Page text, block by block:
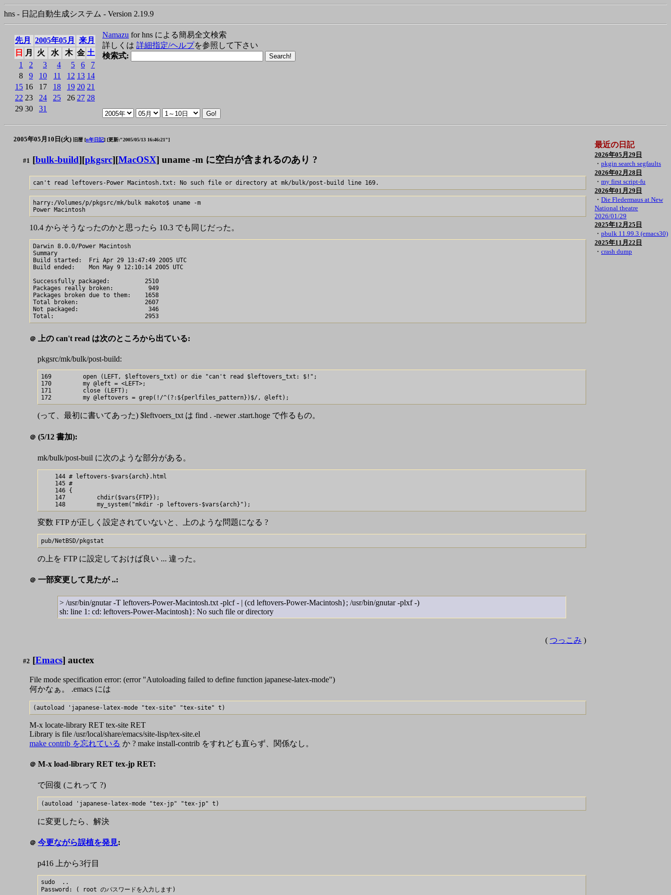
hns - 日記自動生成システム - Version 2.19.9
先月 2005年05月
来月
日
月 火 水 木 金 土
1
2 3 4 5 6
7
8
9 10 11 12 13 14
15 16 17 18 19 20 21
22 23 24 25 26 27 28
29 30 31
Namazu for hns による簡易全文検索
詳しくは 詳細指定/ヘルプを参照して下さい
検索式:
2005年05月10日(火) 旧暦 [n年日記] [更新:"2005/05/13 16:46:21"]
#1 [bulk-build][pkgsrc][MacOSX] uname -m に空白が含まれるのあり ?
harry:/Volumes/p/pkgsrc/mk/bulk makoto$ uname -m
10.4 からそうなったのかと思ったら 10.3 でも同じだった。
Darwin 8.0.0/Power Macintosh
Summary
Build started: 	Fri Apr 29 13:47:49 2005 UTC
Build ended: 	Mon May 9 12:10:14 2005 UTC
Successfully packaged: 	        2510
Packages really broken: 	 949
Packages broken due to them: 	1658
Total broken: 	                2607
Not packaged: 	                 346
＠ 上の can't read は次のところから出ている:
pkgsrc/mk/bulk/post-build:
169         open (LEFT, $leftovers_txt) or die "can't read $leftovers_txt: $!";
170         my @left = <LEFT>;
171         close (LEFT);
(って、最初に書いてあった) $leftvoers_txt は find . -newer .start.hoge で作るもの。
＠ (5/12 書加):
mk/bulk/post-buil に次のような部分がある。
    144 # leftovers-$vars{arch}.html
    145 #
    146 {
    147         chdir($vars{FTP});
変数 FTP が正しく設定されていないと、上のような問題になる ?
の上を FTP に設定しておけば良い ... 違った。
＠ 一部変更して見たが ..:
> /usr/bin/gnutar -T leftovers-Power-Macintosh.txt -plcf - | (cd leftovers-Power-Macintosh}; /usr/bin/gnutar -plxf -)
sh: line 1: cd: leftovers-Power-Macintosh}: No such file or directory
( つっこみ )
#2 [Emacs] auctex
File mode specification error: (error "Autoloading failed to define function japanese-latex-mode")
何かなぁ。 .emacs には
M-x locate-library RET tex-site RET
Library is file /usr/local/share/emacs/site-lisp/tex-site.el
make contrib を忘れている か ? make install-contrib をすれども直らず、関係なし。
＠ M-x load-library RET tex-jp RET:
で回復 (これって ?)
に変更したら、解決
＠ 今更ながら誤植を発見:
p416 上から3行目
sudo  ..
最近の日記
2026年05月29日
・ pkgin search segfaults
2026年02月28日
・ my first script-fu
2026年01月29日
・ Die Fledermaus at New
National theatre
2026/01/29
2025年12月25日
・ pbulk 11.99.3 (emacs30)
2025年11月22日
・ crash dump